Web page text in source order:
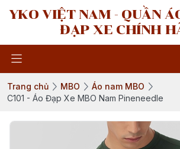
YKO VIỆT NAM - QUẦN
ĐẠP XE CHÍNH
Trang chủ MBO
Áo nam MBO
C101 - Áo Đạp Xe MBO Nam Pineneedle